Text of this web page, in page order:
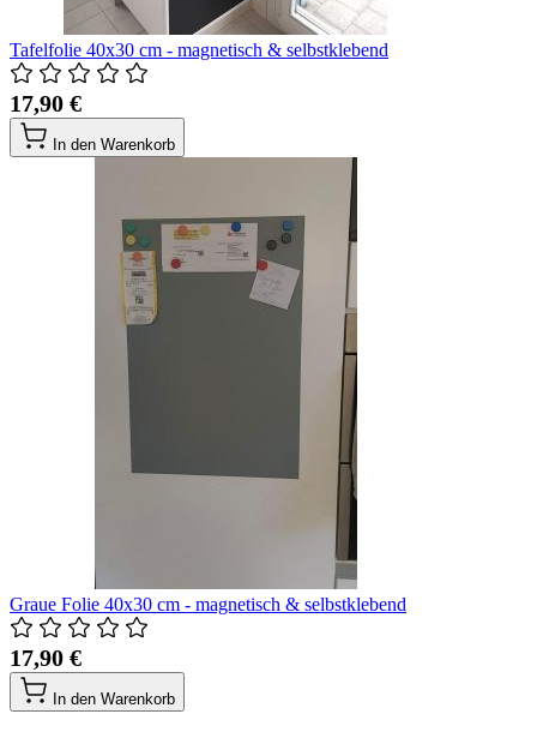
Tafelfolie 40x30 cm - magnetisch & selbstklebend
17,90 €
In den Warenkorb
Graue Folie 40x30 cm - magnetisch & selbstklebend
17,90 €
In den Warenkorb